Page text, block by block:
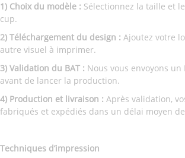
1) Choix du modèle : Sélectionnez la taille et
cup.
2) Téléchargement du design : Ajoutez votre
autre visuel à imprimer.
3) Validation du BAT : Nous vous envoyons
avant de lancer la production.
4) Production et livraison : Après validation,
fabriqués et expédiés dans un délai moyen
Techniques d’impression